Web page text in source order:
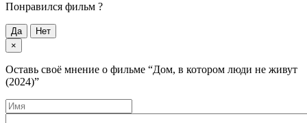
Понравился фильм ?
Да
Нет
×
Оставь своё мнение о фильме “Дом, в котором люди не живут
(2024)”